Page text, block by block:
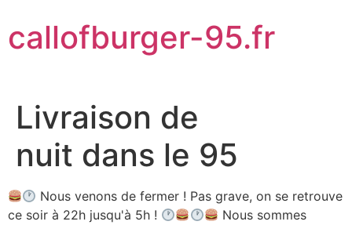
contenu
callofburger-95.fr
Livraison de
nuit dans le 95
Nous venons de fermer ! Pas grave, on se retrouve
ce soir à 22h jusqu'à 5h !
Nous sommes